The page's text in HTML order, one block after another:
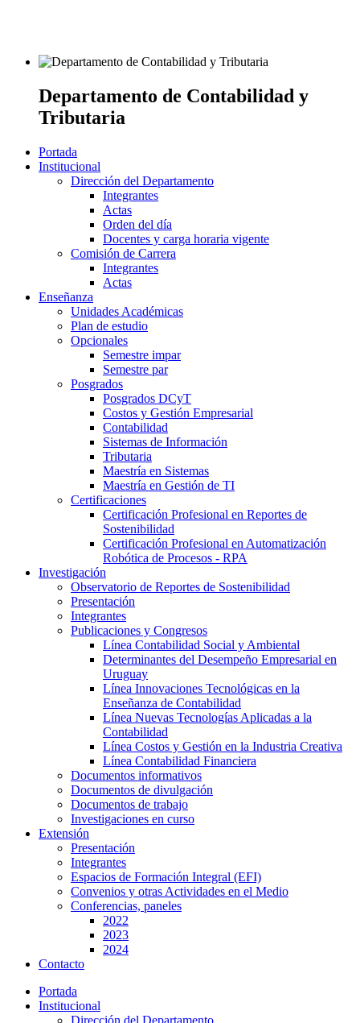
Departamento de Contabilidad y
Tributaria
Portada
Institucional
Dirección del Departamento
Integrantes
Actas
Orden del día
Docentes y carga horaria vigente
Comisión de Carrera
Integrantes
Actas
Enseñanza
Unidades Académicas
Plan de estudio
Opcionales
Semestre impar
Semestre par
Posgrados
Posgrados DCyT
Costos y Gestión Empresarial
Contabilidad
Sistemas de Información
Tributaria
Maestría en Sistemas
Maestría en Gestión de TI
Certificaciones
Certificación Profesional en Reportes de
Sostenibilidad
Certificación Profesional en Automatización
Robótica de Procesos - RPA
Investigación
Observatorio de Reportes de Sostenibilidad
Presentación
Integrantes
Publicaciones y Congresos
Línea Contabilidad Social y Ambiental
Determinantes del Desempeño Empresarial en
Uruguay
Línea Innovaciones Tecnológicas en la
Enseñanza de Contabilidad
Línea Nuevas Tecnologías Aplicadas a la
Contabilidad
Línea Costos y Gestión en la Industria Creativa
Línea Contabilidad Financiera
Documentos informativos
Documentos de divulgación
Documentos de trabajo
Investigaciones en curso
Extensión
Presentación
Integrantes
Espacios de Formación Integral (EFI)
Convenios y otras Actividades en el Medio
Conferencias, paneles
2022
2023
2024
Contacto
Portada
Institucional
Dirección del Departamento